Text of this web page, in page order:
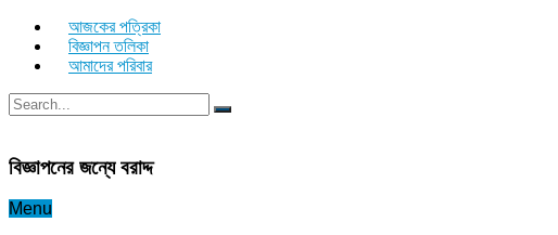
আজকের পত্রিকা
বিজ্ঞাপন তলিকা
আমাদের পরিবার
বিজ্ঞাপনের জন্যে বরাদ্দ
Menu